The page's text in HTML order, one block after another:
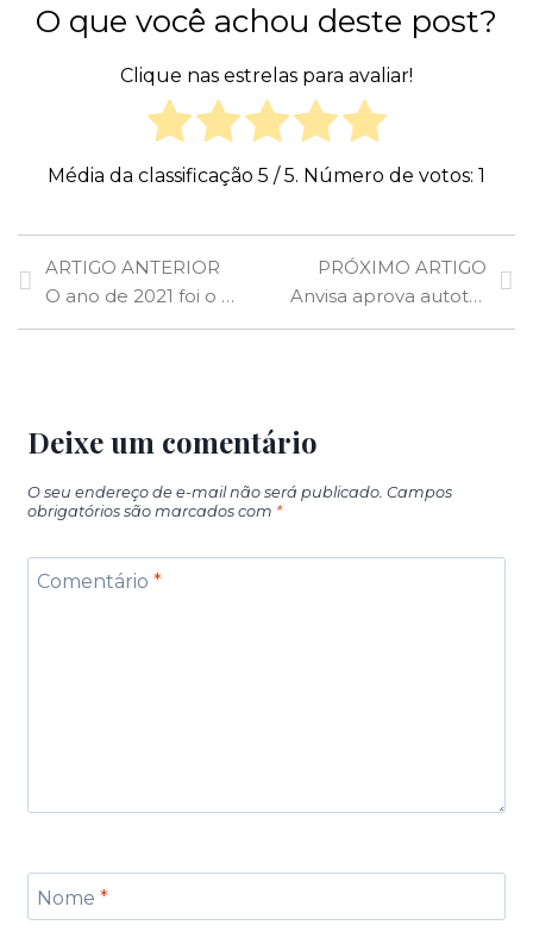
O que você achou deste post?
Clique nas estrelas para avaliar!
Média da classificação 5 / 5. Número de votos: 1
ARTIGO ANTERIOR
O ano de 2021 foi o mais quente desde 2015, e calor deve continuar forte em 2022, diz ONU
PRÓXIMO ARTIGO
Anvisa aprova autoteste para detecção de Covid-19; veja como vai funcionar e tire suas dúvidas
Deixe um comentário
O seu endereço de e-mail não será publicado. Campos
obrigatórios são marcados com *
Comentário *
Nome *